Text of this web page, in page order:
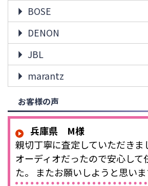
BOSE
DENON
JBL
marantz
お客様の声
兵庫県 M様
親切丁寧に査定していただきま
オーディオだったので安心して
た。 またお願いしようと思いま